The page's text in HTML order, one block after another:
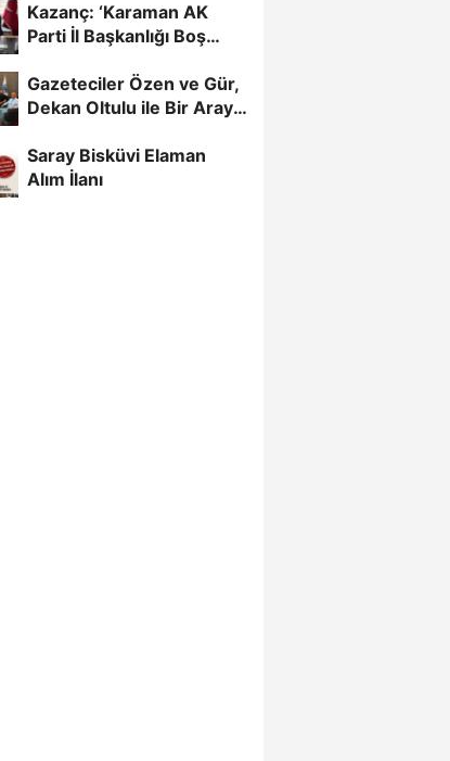
Kazanç: ‘Karaman AK
Parti İl Başkanlığı Boş
Gazeteciler Özen ve Gür,
Dekan Oltulu ile Bir Araya
Saray Bisküvi Elaman
Alım İlanı